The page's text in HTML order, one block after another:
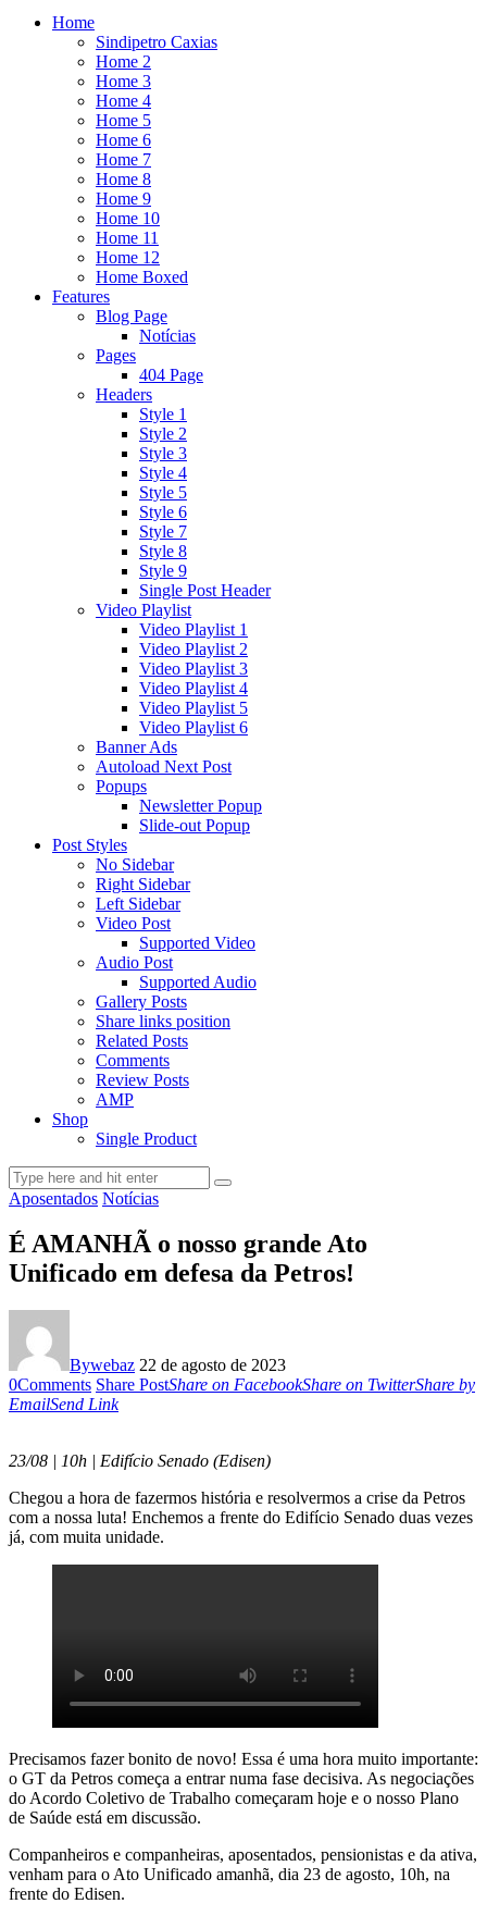
Home
Sindipetro Caxias
Home 2
Home 3
Home 4
Home 5
Home 6
Home 7
Home 8
Home 9
Home 10
Home 11
Home 12
Home Boxed
Features
Blog Page
Notícias
Pages
404 Page
Headers
Style 1
Style 2
Style 3
Style 4
Style 5
Style 6
Style 7
Style 8
Style 9
Single Post Header
Video Playlist
Video Playlist 1
Video Playlist 2
Video Playlist 3
Video Playlist 4
Video Playlist 5
Video Playlist 6
Banner Ads
Autoload Next Post
Popups
Newsletter Popup
Slide-out Popup
Post Styles
No Sidebar
Right Sidebar
Left Sidebar
Video Post
Supported Video
Audio Post
Supported Audio
Gallery Posts
Share links position
Related Posts
Comments
Review Posts
AMP
Shop
Single Product
Aposentados Notícias
É AMANHÃ o nosso grande Ato
Unificado em defesa da Petros!
Bywebaz 22 de agosto de 2023
0Comments Share PostShare on FacebookShare on TwitterShare by
EmailSend Link
23/08 | 10h | Edifício Senado (Edisen)
Chegou a hora de fazermos história e resolvermos a crise da Petros
com a nossa luta! Enchemos a frente do Edifício Senado duas vezes
já, com muita unidade.
Precisamos fazer bonito de novo! Essa é uma hora muito importante:
o GT da Petros começa a entrar numa fase decisiva. As negociações
do Acordo Coletivo de Trabalho começaram hoje e o nosso Plano
de Saúde está em discussão.
Companheiros e companheiras, aposentados, pensionistas e da ativa,
venham para o Ato Unificado amanhã, dia 23 de agosto, 10h, na
frente do Edisen.